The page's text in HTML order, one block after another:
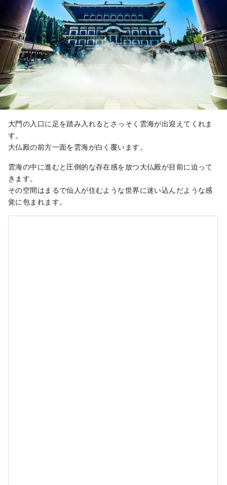
大門の入口に足を踏み入れるとさっそく雲海が出迎えてくれま
す。
大仏殿の前方一面を雲海が白く覆います。
雲海の中に進むと圧倒的な存在感を放つ大仏殿が目前に迫って
きます。
その空間はまるで仙人が住むような世界に迷い込んだような感
覚に包まれます。